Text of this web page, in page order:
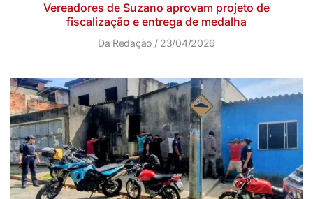
Vereadores de Suzano aprovam projeto de
fiscalização e entrega de medalha
Da Redação 23/04/2026